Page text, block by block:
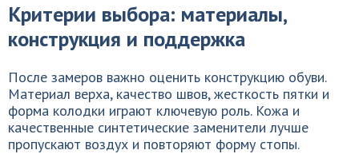
Критерии выбора: материалы,
конструкция и поддержка
После замеров важно оценить конструкцию обуви.
Материал верха, качество швов, жесткость пятки и
форма колодки играют ключевую роль. Кожа и
качественные синтетические заменители лучше
пропускают воздух и повторяют форму стопы.